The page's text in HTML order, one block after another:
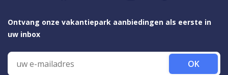
Ontvang onze vakantiepark aanbiedingen als eerste in
uw inbox
OK